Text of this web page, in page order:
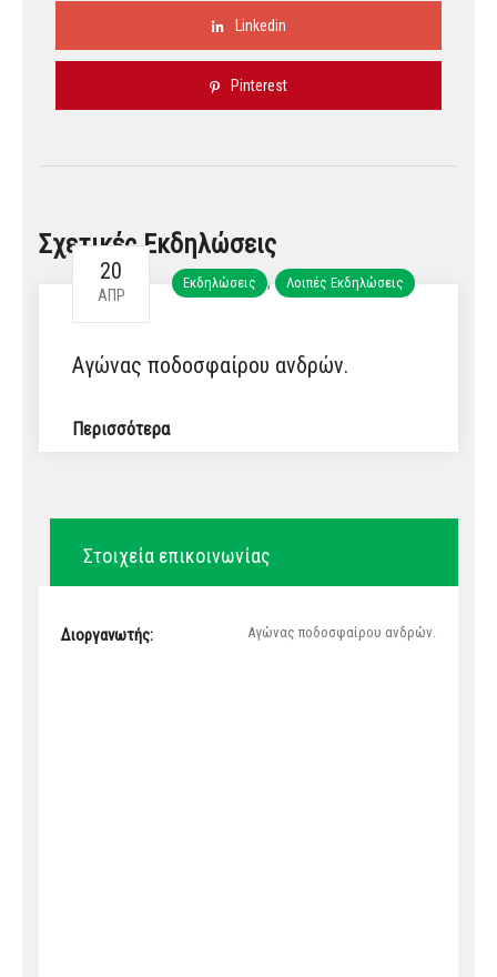
Linkedin
Pinterest
Σχετικές Εκδηλώσεις
20
ΑΠΡ
Εκδηλώσεις , Λοιπές Εκδηλώσεις
Αγώνας ποδοσφαίρου ανδρών.
Περισσότερα
Στοιχεία επικοινωνίας
Διοργανωτής: Αγώνας ποδοσφαίρου ανδρών.